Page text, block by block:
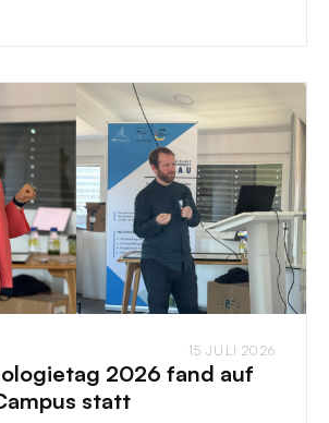
15 JULI 2026
2026 fand auf
statt